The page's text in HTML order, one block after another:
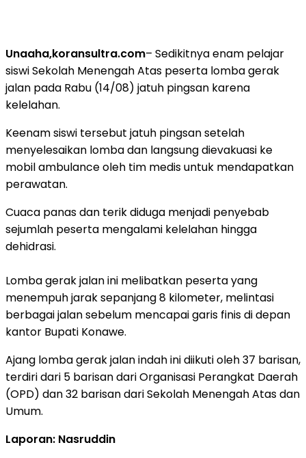
Unaaha,koransultra.com– Sedikitnya enam pelajar
siswi Sekolah Menengah Atas peserta lomba gerak
jalan pada Rabu (14/08) jatuh pingsan karena
kelelahan.
Keenam siswi tersebut jatuh pingsan setelah
menyelesaikan lomba dan langsung dievakuasi ke
mobil ambulance oleh tim medis untuk mendapatkan
perawatan.
Cuaca panas dan terik diduga menjadi penyebab
sejumlah peserta mengalami kelelahan hingga
dehidrasi.
Lomba gerak jalan ini melibatkan peserta yang
menempuh jarak sepanjang 8 kilometer, melintasi
berbagai jalan sebelum mencapai garis finis di depan
kantor Bupati Konawe.
Ajang lomba gerak jalan indah ini diikuti oleh 37 barisan,
terdiri dari 5 barisan dari Organisasi Perangkat Daerah
(OPD) dan 32 barisan dari Sekolah Menengah Atas dan
Umum.
Laporan: Nasruddin